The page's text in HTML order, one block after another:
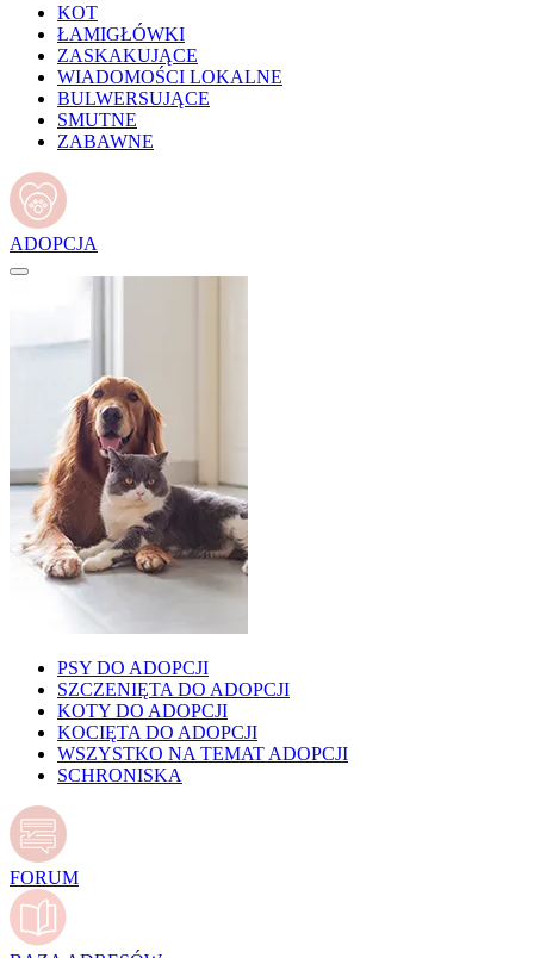
KOT
ŁAMIGŁÓWKI
ZASKAKUJĄCE
WIADOMOŚCI LOKALNE
BULWERSUJĄCE
SMUTNE
ZABAWNE
ADOPCJA
PSY DO ADOPCJI
SZCZENIĘTA DO ADOPCJI
KOTY DO ADOPCJI
KOCIĘTA DO ADOPCJI
WSZYSTKO NA TEMAT ADOPCJI
SCHRONISKA
FORUM